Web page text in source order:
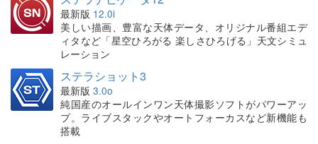
最新版 12.0i
美しい描画、豊富な天体データ、オリジナル番組エデ
ィタなど「星空ひろがる 楽しさひろげる」天文シミュ
レーション
ステラショット3
最新版 3.0o
純国産のオールインワン天体撮影ソフトがパワーアッ
プ。ライブスタックやオートフォーカスなど新機能も
搭載